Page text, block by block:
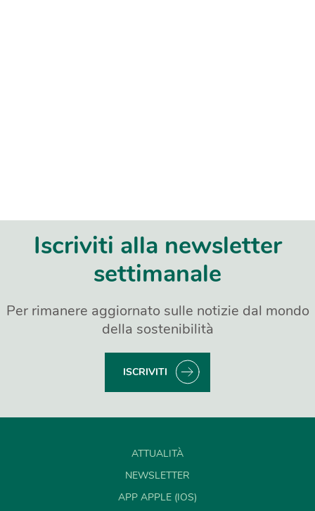
Iscriviti alla newsletter
settimanale
Per rimanere aggiornato sulle notizie dal mondo
della sostenibilità
ISCRIVITI
ATTUALITÀ
NEWSLETTER
APP APPLE (IOS)